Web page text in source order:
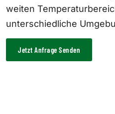
weiten
unterschiedliche
Jetzt Anfrage Senden